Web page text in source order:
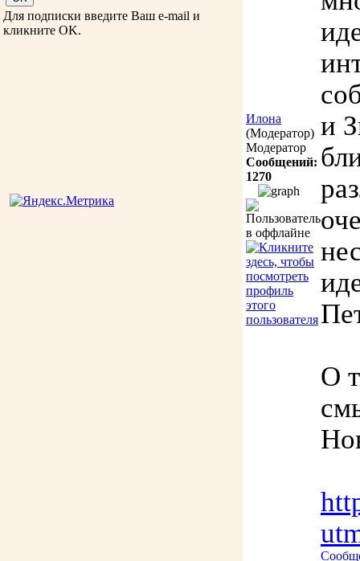
Для подписки введите Ваш e-mail и
кликните OK.
Илона
(Модератор)
Модератор
Сообщений:
1270
и
О